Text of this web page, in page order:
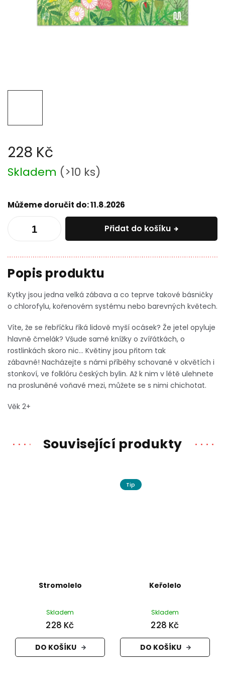
228 Kč
Měrná
cena:
Skladem (>10 ks)
Můžeme doručit do:11.8.2026
Přidat do košíku
Kytky jsou jedna velká zábava a co teprve takové básničky
o chlorofylu, kořenovém systému nebo barevných květech.
Víte, že se řebříčku říká lidově myší ocásek? Že jetel opyluje
hlavně čmelák? Všude samé knížky o zvířátkách, o
rostlinkách skoro nic… Květiny jsou přitom tak
zábavné! Nacházejte s námi příběhy schované v okvětích i
stonkoví, ve folklóru českých bylin. Až k nim v létě ulehnete
na prosluněné voňavé mezi, můžete se s nimi chichotat.
Věk 2+
Související produkty
Stromolelo
Skladem
228 Kč
DO KOŠÍKU
Tip
Keřolelo
Skladem
228 Kč
DO KOŠÍKU